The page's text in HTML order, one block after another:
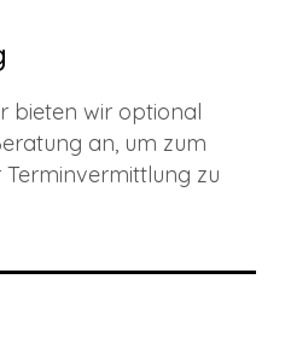
bieten wir optional
an, um zum
Terminvermittlung zu